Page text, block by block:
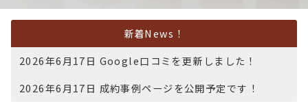
新着News！
2026年6月17日 Google口コミを更新しました！
2026年6月17日 成約事例ページを公開予定です！